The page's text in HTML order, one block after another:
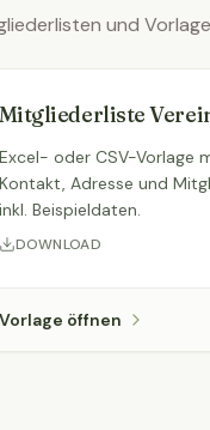
und
Mitgliederliste
Excel- oder CSV-Vorlage
Kontakt, Adresse und
inkl. Beispieldaten.
DOWNLOAD
Vorlage öffnen